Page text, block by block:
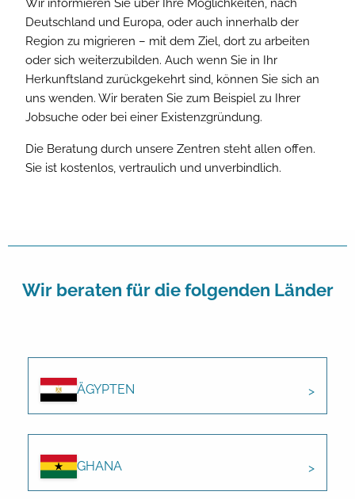
Wir informieren Sie über Ihre Möglichkeiten, nach
Deutschland und Europa, oder auch innerhalb der
Region zu migrieren – mit dem Ziel, dort zu arbeiten
oder sich weiterzubilden. Auch wenn Sie in Ihr
Herkunftsland zurückgekehrt sind, können Sie sich an
uns wenden. Wir beraten Sie zum Beispiel zu Ihrer
Jobsuche oder bei einer Existenzgründung.
Die Beratung durch unsere Zentren steht allen offen.
Sie ist kostenlos, vertraulich und unverbindlich.
Wir beraten für die folgenden Länder
ÄGYPTEN
GHANA